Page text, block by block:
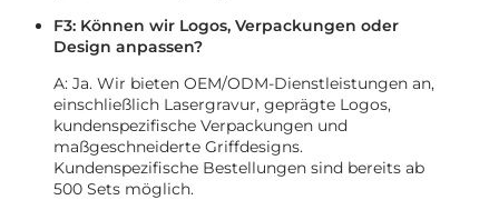
F3: Können wir Logos, Verpackungen oder
Design anpassen?
A: Ja. Wir bieten OEM/ODM-Dienstleistungen an,
einschließlich Lasergravur, geprägte Logos,
kundenspezifische Verpackungen und
maßgeschneiderte Griffdesigns.
Kundenspezifische Bestellungen sind bereits ab
500 Sets möglich.